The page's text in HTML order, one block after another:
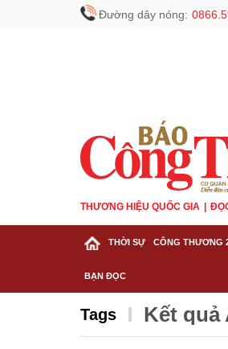
Đường dây nóng:
THƯƠNG HIỆU QUỐC GIA
THỜI SỰ CÔNG THƯƠNG
BẠN ĐỌC
Tags Kết quả